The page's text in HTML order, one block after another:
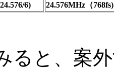
6) 24.576MHz（768fs)
ると、案